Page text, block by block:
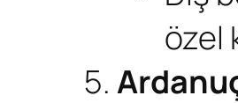
özel